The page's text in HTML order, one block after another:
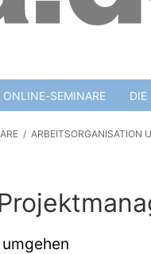
ONLINE-SEMINARE DIE
ARBEITSORGANISATION